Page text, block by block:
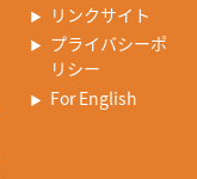
リンクサイト
プライバシーポ
リシー
For English